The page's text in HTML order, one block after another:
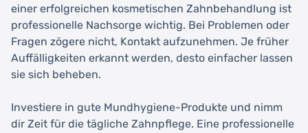
einer erfolgreichen kosmetischen Zahnbehandlung ist
professionelle Nachsorge wichtig. Bei Problemen oder
Fragen zögere nicht, Kontakt aufzunehmen. Je früher
Auffälligkeiten erkannt werden, desto einfacher lassen
sie sich beheben.
Investiere in gute Mundhygiene-Produkte und nimm
dir Zeit für die tägliche Zahnpflege. Eine professionelle